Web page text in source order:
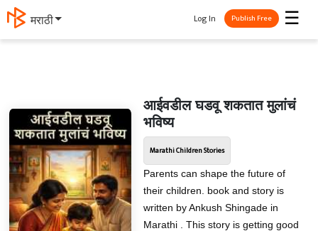
मराठी ☰
Log In Publish Free
आईवडील घडवू शकतात मुलांचं
भविष्य
Marathi Children Stories
Parents can shape the future of
their children. book and story is
written by Ankush Shingade in
Marathi . This story is getting good